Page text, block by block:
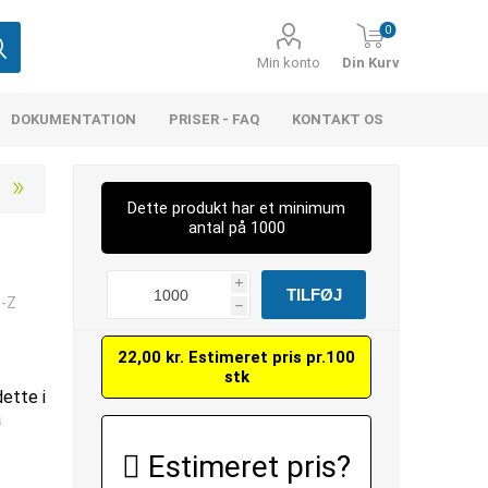
Min konto
0
Din Kurv
DOKUMENTATION PRISER - FAQ KONTAKT OS
Z
i
Dette produkt har et minimum
antal på 1000
i
h
22,00 kr. Estimeret pris pr.100
stk
Estimeret pris?